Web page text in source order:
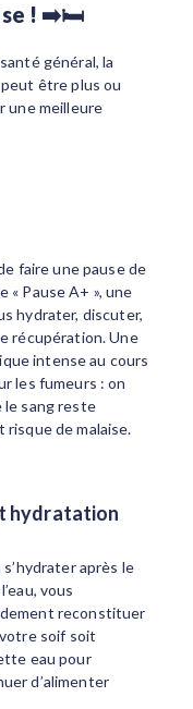
! ➡️🛏️
général, la
être plus ou
une meilleure
faire une pause de
Pause A+ », une
hydrater, discuter,
récupération. Une
intense au cours
les fumeurs : on
le sang reste
de malaise.
hydratation
après le
vous
reconstituer
soif soit
eau pour
d’alimenter